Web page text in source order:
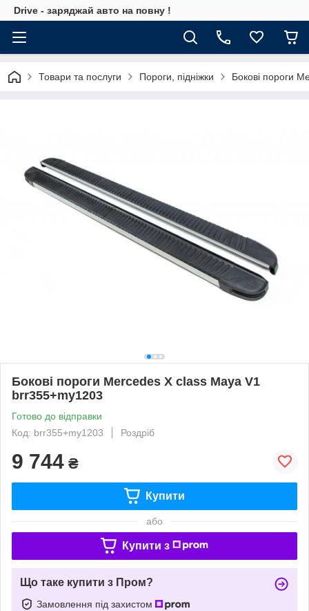
Drive - заряджай авто на повну !
Товари та послуги Пороги, підніжки Бокові пороги
Бокові пороги Mercedes X class Maya V1
brr355+my1203
Готово до відправки
Код: brr355+my1203
Роздріб
9 744 ₴
Купити
або
Купити з
Що таке купити з Пром?
Замовлення під захистом